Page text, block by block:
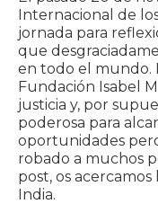
Internacional de
jornada para
que
en todo el mundo.
Fundación Isabel
justicia y, por
poderosa para
oportunidades
robado a muchos
post, os
India.